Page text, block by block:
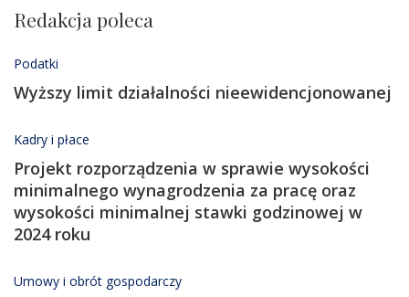
Redakcja poleca
Podatki
Wyższy limit działalności nieewidencjonowanej
Kadry i płace
Projekt rozporządzenia w sprawie wysokości
minimalnego wynagrodzenia za pracę oraz
wysokości minimalnej stawki godzinowej w
2024 roku
Umowy i obrót gospodarczy